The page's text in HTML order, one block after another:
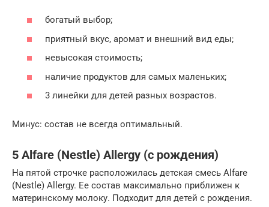
богатый выбор;
приятный вкус, аромат и внешний вид еды;
невысокая стоимость;
наличие продуктов для самых маленьких;
3 линейки для детей разных возрастов.
Минус: состав не всегда оптимальный.
5 Alfare (Nestle) Allergy (с рождения)
На пятой строчке расположилась детская смесь Alfare
(Nestle) Allergy. Ее состав максимально приближен к
материнскому молоку. Подходит для детей с рождения.